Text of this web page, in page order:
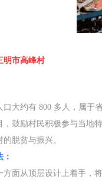
市高峰村
大约有 800 多人，属于
，鼓励村民积极参与当地
脱贫与振兴。
方面从顶层设计上着手，